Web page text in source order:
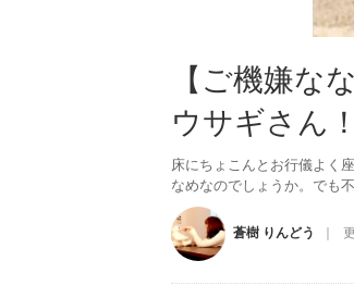
【ご機嫌な
ウサギさん
床にちょこんとお行儀よく
なめなのでしょうか。でも
蒼樹 りんどう